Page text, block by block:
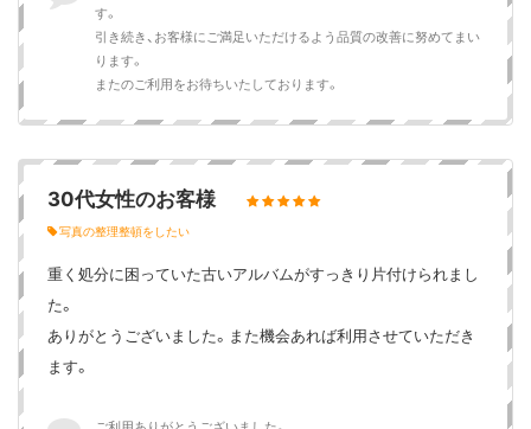
す。
引き続き、お客様にご満足いただけるよう品質の改善に努めてまい
ります。
またのご利用をお待ちいたしております。
30代女性のお客様
写真の整理整頓をしたい
重く処分に困っていた古いアルバムがすっきり片付けられまし
た。
ありがとうございました。また機会あれば利用させていただき
ます。